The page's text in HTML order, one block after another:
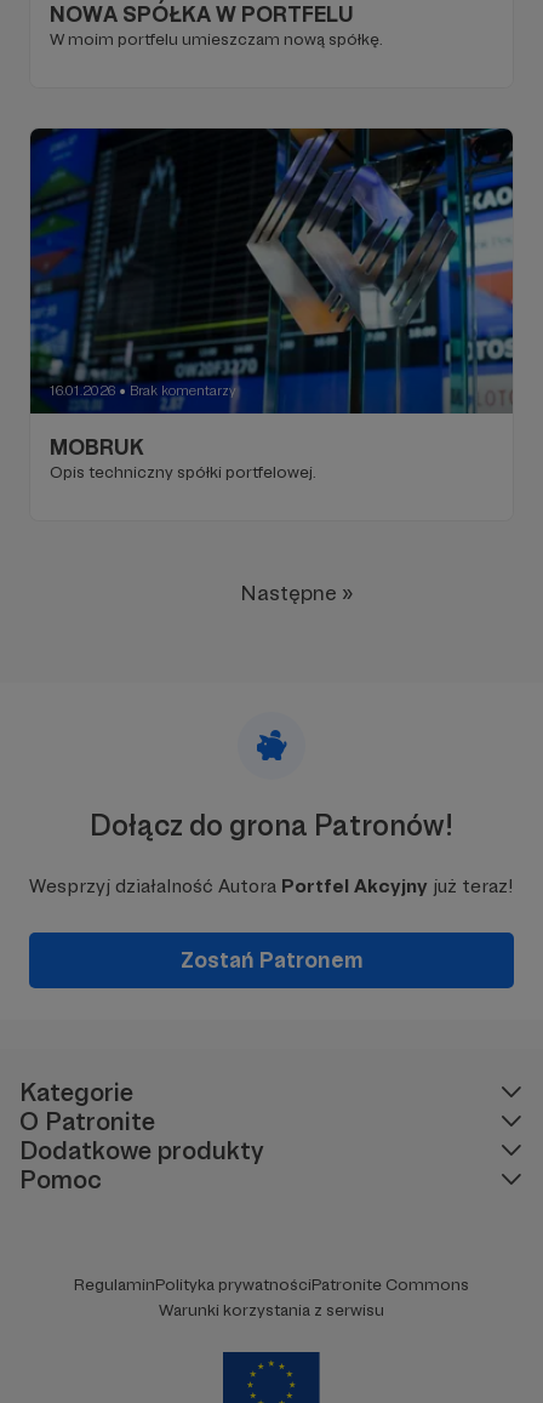
NOWA SPÓŁKA W PORTFELU
W moim portfelu umieszczam nową spółkę.
16.01.2026 ● Brak komentarzy
MOBRUK
Opis techniczny spółki portfelowej.
Następne »
Dołącz do grona Patronów!
Wesprzyj działalność Autora Portfel Akcyjny już teraz!
Zostań Patronem
Kategorie
O Patronite
Dodatkowe produkty
Pomoc
RegulaminPolityka prywatnościPatronite Commons
Warunki korzystania z serwisu